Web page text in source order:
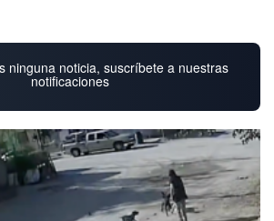
ninguna noticia, suscríbete a nuestras
notificaciones